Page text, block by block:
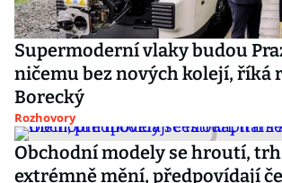
Supermoderní vlaky budou
ničemu bez nových kolejí, říká
Borecký
Rozhovory
Obchodní modely se hroutí, trh
extrémně mění, předpovídají